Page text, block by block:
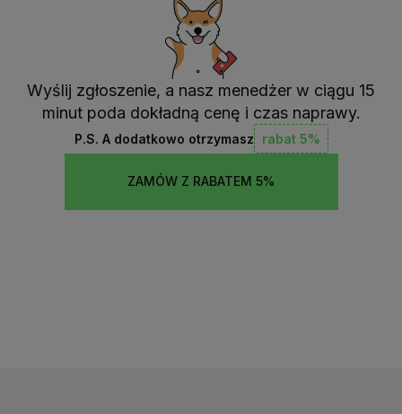
Wyślij zgłoszenie, a nasz menedżer w ciągu 15
minut poda dokładną cenę i czas naprawy.
P.S. A dodatkowo otrzymasz rabat 5%
ZAMÓW Z RABATEM 5%